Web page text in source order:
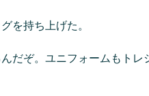
を持ち上げた。
んだぞ。ユニフォームもト